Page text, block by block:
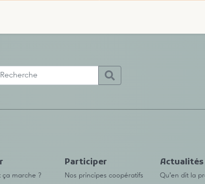
ça marche ?
Participer
Nos principes coopératifs
Actualités
Qu’en dit la